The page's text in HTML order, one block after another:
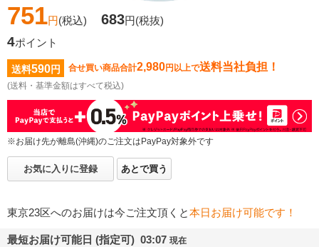
751円(税込) 683円(税抜)
4ポイント
送料590円 合せ買い商品合計2,980円以上で送料当社負担！
(送料・基準金額はすべて税込)
※お届け先が離島(沖縄)のご注文はPayPay対象外です
お気に入りに登録 あとで買う
東京23区へのお届けは今ご注文頂くと本日お届け可能です！
最短お届け可能日 (指定可) 03:07 現在